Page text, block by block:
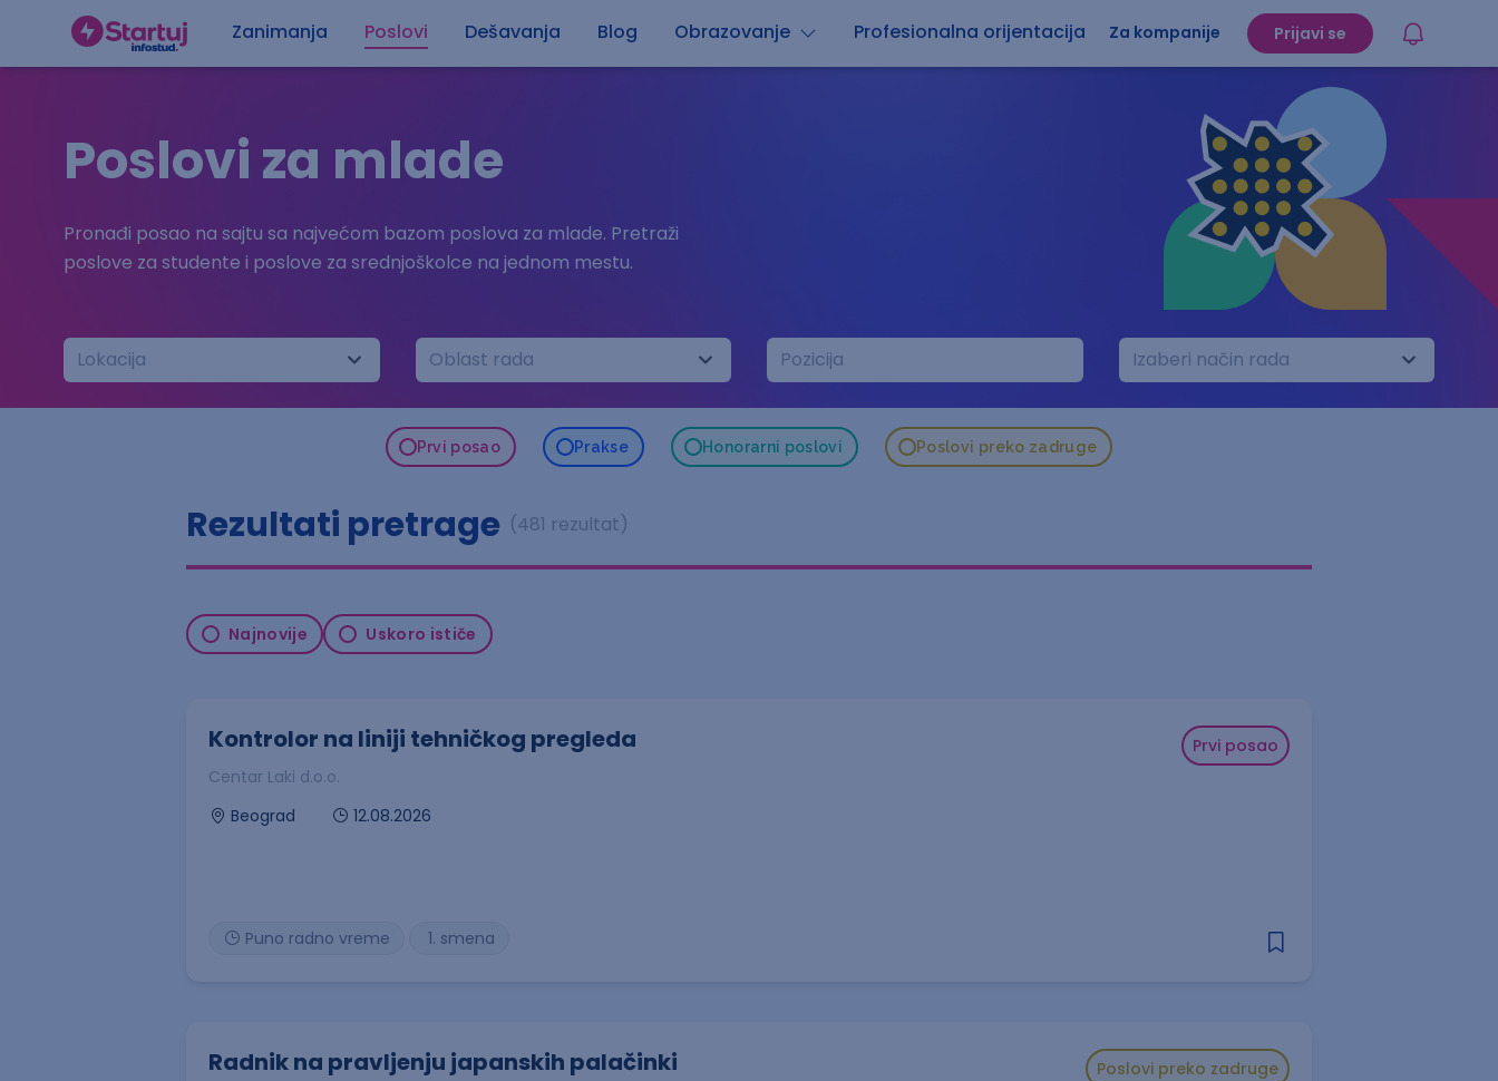
Zanimanja Poslovi Dešavanja Blog Obrazovanje Profesionalna orijentacija Za kompanije Prijavi se
Poslovi za mlade
Pronađi posao na sajtu sa najvećom bazom poslova za mlade. Pretraži
poslove za studente i poslove za srednjoškolce na jednom mestu.
Lokacija Oblast rada Pozicija Izaberi način rada
Prvi posao Prakse Honorarni poslovi Poslovi preko zadruge
Rezultati pretrage (481 rezultat)
Najnovije Uskoro ističe
Prvi posao
Kontrolor na liniji tehničkog pregleda
Centar Laki d.o.o.
Beograd
12.08.2026
1. smena
Puno radno vreme
Poslovi preko zadruge
Radnik na pravljenju japanskih palačinki